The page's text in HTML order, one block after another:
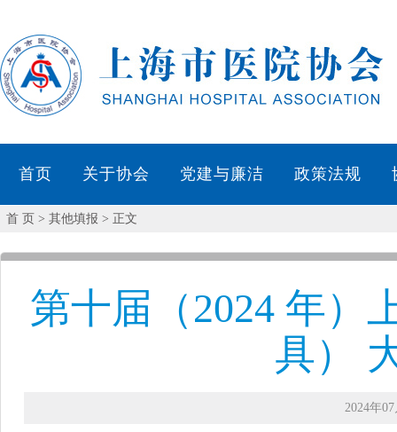
首 页 > 其他填报 > 正文
第十届（2024 年）
具）
2024年